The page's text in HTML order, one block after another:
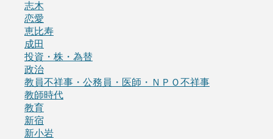
志木
恋愛
恵比寿
成田
投資・株・為替
政治
教員不祥事・公務員・医師・ＮＰＯ不祥事
教師時代
教育
新宿
新小岩